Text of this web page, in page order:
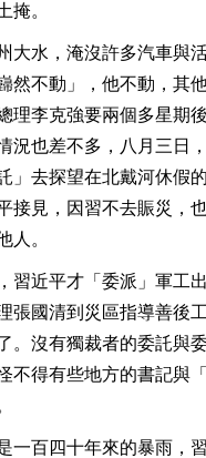
掩。
大水，淹沒許多汽車與
然不動」，他不動，其
理李克強要兩個多星期
況也差不多，八月三日
」去探望在北戴河休假
接見，因習不去賑災，
人。
習近平才「委派」軍工
張國清到災區指導善後
。沒有獨裁者的委託與
不得有些地方的書記與
一百四十年來的暴雨，